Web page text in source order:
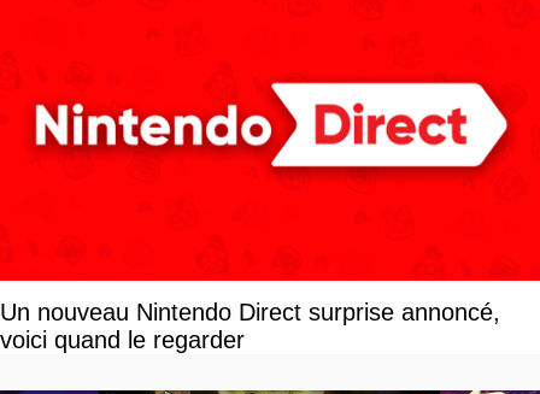
Un nouveau Nintendo Direct surprise annoncé,
voici quand le regarder